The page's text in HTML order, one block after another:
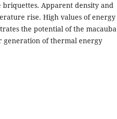
briquettes. Apparent density and
rise. High values of energy
the potential of the macauba
of thermal energy